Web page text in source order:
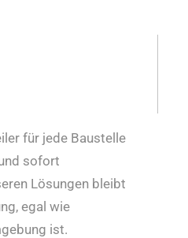
für jede Baustelle
sofort
Lösungen bleibt
egal wie
ist.